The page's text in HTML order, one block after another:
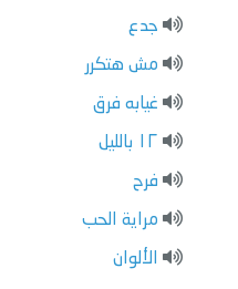
جدع
مش هتكرر
غيابه فرق
١٢ بالليل
فرح
مراية الحب
الألوان